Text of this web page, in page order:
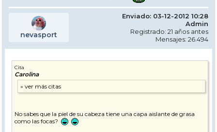
nevasport
Enviado: 03-12-2012 10:28
Admin
Registrado: 21 años antes
Mensajes: 26.494
Cita
Carolina
No sabes que la piel de su cabeza tiene una capa aislante de grasa
como las focas?